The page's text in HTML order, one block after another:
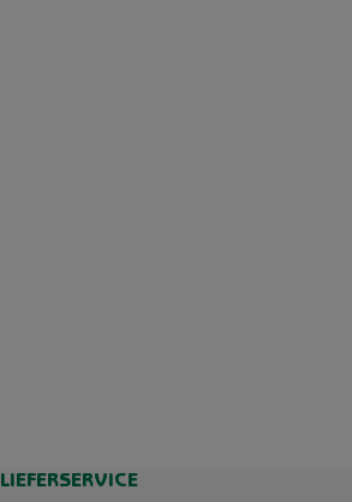
LIEFERSERVICE